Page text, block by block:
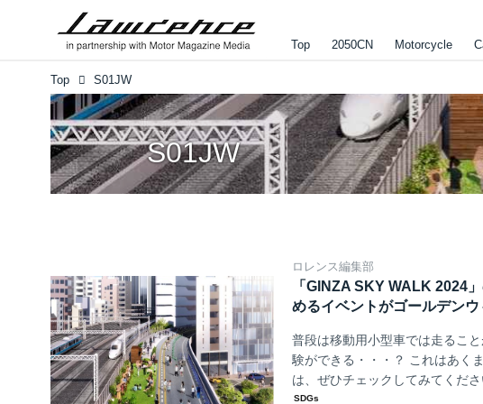
Top 2050CN Motorcycle
Top S01JW
S01JW
ロレンス編集部
「GINZA SKY WALK 2024
めるイベントがゴールデンウ
普段は移動用小型車では走るこ
験ができる・・・？ これはあく
は、ぜひチェックしてみてくださ